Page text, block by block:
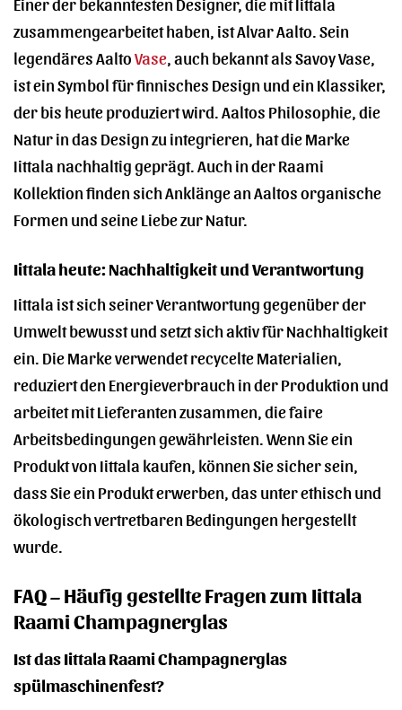
zusammengearbeitet haben, ist Alvar Aalto. Sein
legendäres AaltoVase , auch bekannt als Savoy Vase,
ist ein Symbol für finnisches Design und ein Klassiker,
der bis heute produziert wird. Aaltos Philosophie, die
Natur in das Design zu integrieren, hat die Marke
Iittala nachhaltig geprägt. Auch in der Raami
Kollektion finden sich Anklänge an Aaltos organische
Formen und seine Liebe zur Natur.
Iittala heute: Nachhaltigkeit und Verantwortung
Iittala ist sich seiner Verantwortung gegenüber der
Umwelt bewusst und setzt sich aktiv für Nachhaltigkeit
ein. Die Marke verwendet recycelte Materialien,
reduziert den Energieverbrauch in der Produktion und
arbeitet mit Lieferanten zusammen, die faire
Arbeitsbedingungen gewährleisten. Wenn Sie ein
Produkt von Iittala kaufen, können Sie sicher sein,
dass Sie ein Produkt erwerben, das unter ethisch und
ökologisch vertretbaren Bedingungen hergestellt
wurde.
FAQ – Häufig gestellte Fragen zum Iittala
Raami Champagnerglas
Ist das Iittala Raami Champagnerglas
spülmaschinenfest?